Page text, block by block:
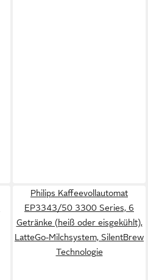
Philips Kaffeevollautomat
EP3343/50 3300 Series, 6
Getränke (heiß oder eisgekühlt),
LatteGo-Milchsystem, SilentBrew
Technologie